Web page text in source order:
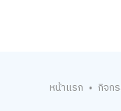
หน้าแรก • กิจก